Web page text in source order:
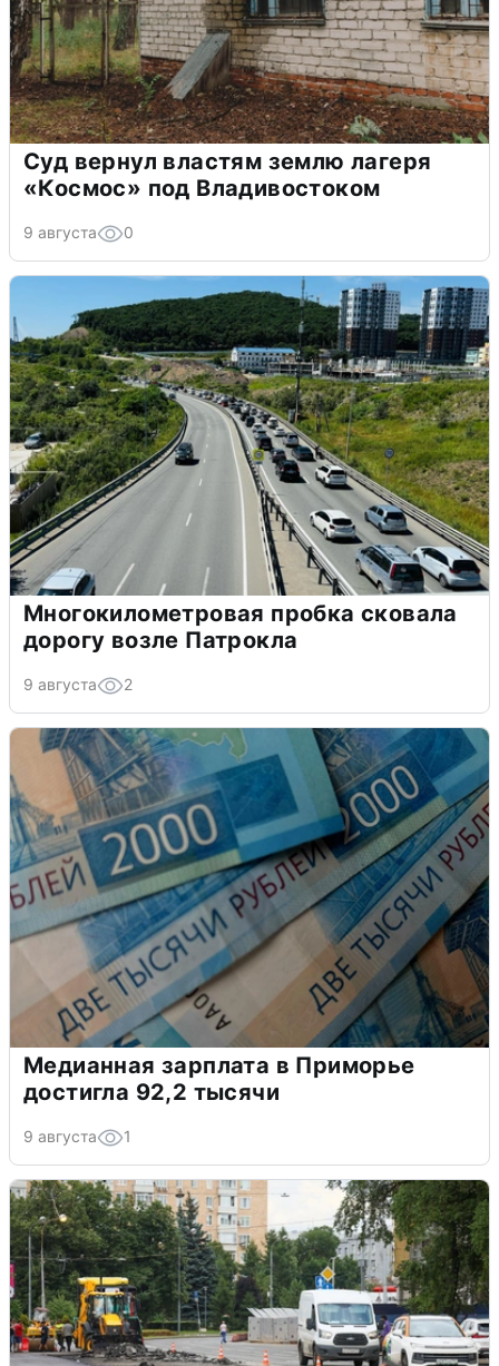
Суд вернул властям землю лагеря
«Космос» под Владивостоком
9 августа 0
Многокилометровая пробка сковала
дорогу возле Патрокла
9 августа 2
Медианная зарплата в Приморье
достигла 92,2 тысячи
9 августа 1